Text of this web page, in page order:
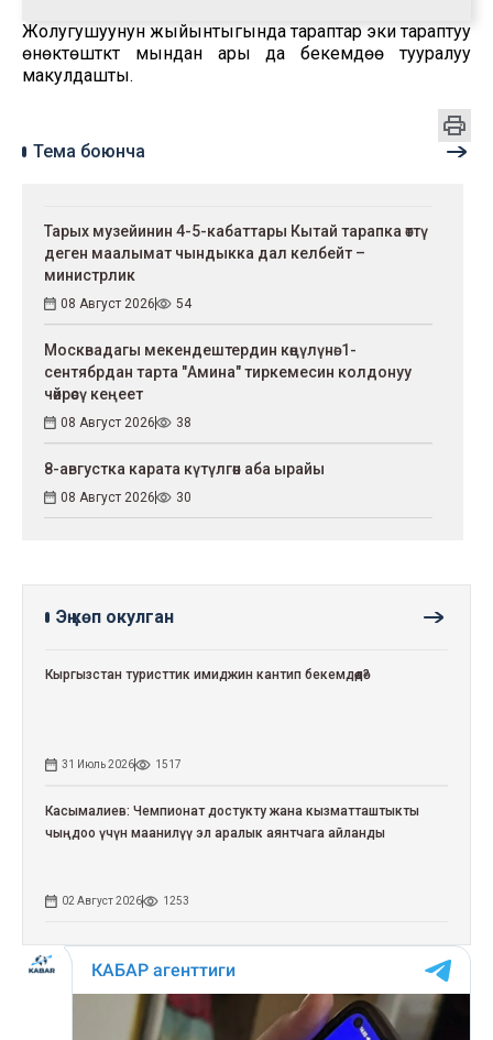
Жолугушуунун жыйынтыгында тараптар эки тараптуу
өнөктөштүктү мындан ары да бекемдөө тууралуу
макулдашты.
Тема боюнча
Тарых музейинин 4-5-кабаттары Кытай тарапка өттү
деген маалымат чындыкка дал келбейт –
министрлик
08 Август 2026 54
Москвадагы мекендештердин көңүлүнө: 1-
сентябрдан тарта "Амина" тиркемесин колдонуу
чөйрөсү кеңеет
08 Август 2026 38
8-августка карата күтүлгөн аба ырайы
08 Август 2026 30
Эң көп окулган
Кыргызстан туристтик имиджин кантип бекемдөөдө?
31 Июль 2026 1517
Касымалиев: Чемпионат достукту жана кызматташтыкты
чыңдоо үчүн маанилүү эл аралык аянтчага айланды
02 Август 2026 1253